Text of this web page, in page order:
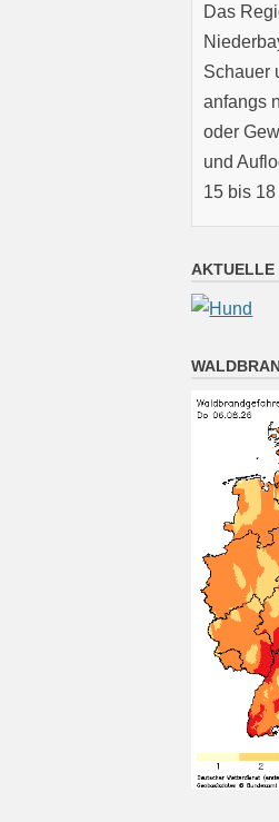
Das
Schauer
anfangs
oder
und
15 bis 18
wolkig;
Gewitter
auf 16
Das
wolkig;
oder
auf 16
22°
6
AKTUELLE